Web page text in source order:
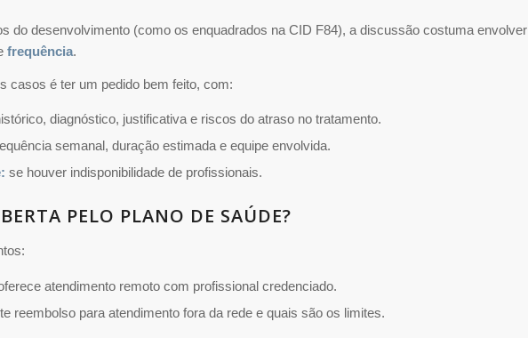
do desenvolvimento (como os enquadrados na CID F84), a discussão costuma envolver
frequência.
casos é ter um pedido bem feito, com:
diagnóstico, justificativa e riscos do atraso no tratamento.
semanal, duração estimada e equipe envolvida.
se houver indisponibilidade de profissionais.
PELO PLANO DE SAÚDE?
atendimento remoto com profissional credenciado.
reembolso para atendimento fora da rede e quais são os limites.